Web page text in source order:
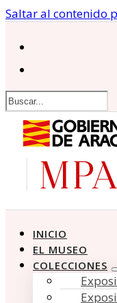
Saltar al contenido
Buscar
INICIO
EL MUSEO
COLECCIONES